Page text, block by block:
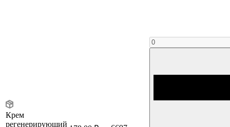
Крем
регенерирующий